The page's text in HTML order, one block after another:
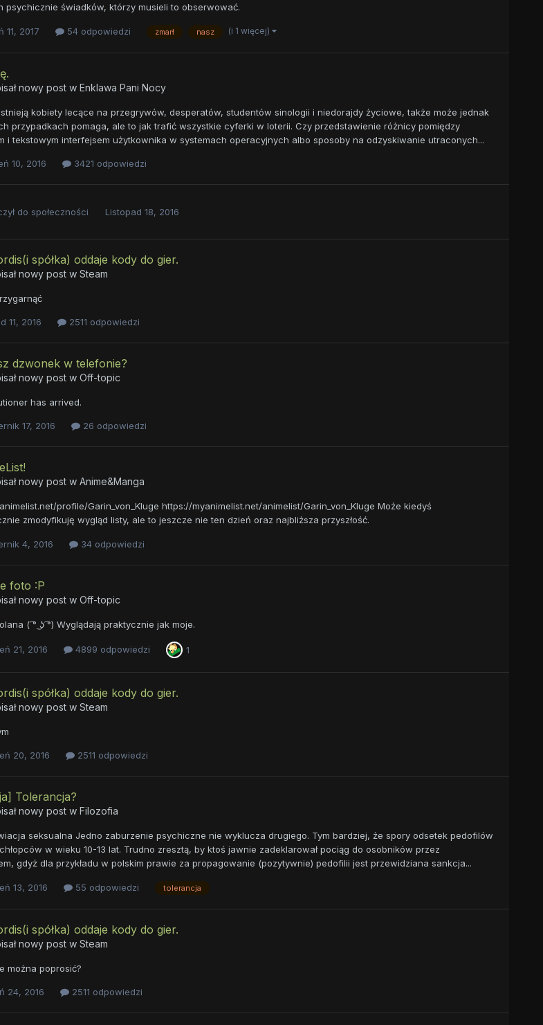
psychicznie świadków, którzy musieli to obserwować.
11, 2017 54 odpowiedzi zmarł nasz (i 1 więcej)
nowy post w Enklawa Pani Nocy
kobiety lecące na przegrywów, desperatów, studentów sinologii i niedorajdy życiowe, także może jednak
przypadkach pomaga, ale to jak trafić wszystkie cyferki w loterii. Czy przedstawienie różnicy pomiędzy
i tekstowym interfejsem użytkownika w systemach operacyjnych albo sposoby na odzyskiwanie utraconych...
10, 2016 3421 odpowiedzi
do społeczności Listopad 18, 2016
spółka) oddaje kody do gier.
nowy post w Steam
11, 2016 2511 odpowiedzi
dzwonek w telefonie?
nowy post w Off-topic
has arrived.
17, 2016 26 odpowiedzi
nowy post w Anime&Manga
profile/Garin_von_Kluge https://myanimelist.net/animelist/Garin_von_Kluge Może kiedyś
zmodyfikuję wygląd listy, ale to jeszcze nie ten dzień oraz najbliższa przyszłość.
4, 2016 34 odpowiedzi
foto :P
nowy post w Off-topic
( ͡° ͜ʖ ͡°) Wyglądają praktycznie jak moje.
21, 2016 4899 odpowiedzi 1
spółka) oddaje kody do gier.
nowy post w Steam
20, 2016 2511 odpowiedzi
Tolerancja?
nowy post w Filozofia
seksualna Jedno zaburzenie psychiczne nie wyklucza drugiego. Tym bardziej, że spory odsetek pedofilów
w wieku 10-13 lat. Trudno zresztą, by ktoś jawnie zadeklarował pociąg do osobników przez
gdyż dla przykładu w polskim prawie za propagowanie (pozytywnie) pedofilii jest przewidziana sankcja...
13, 2016 55 odpowiedzi tolerancja
spółka) oddaje kody do gier.
nowy post w Steam
można poprosić?
24, 2016 2511 odpowiedzi